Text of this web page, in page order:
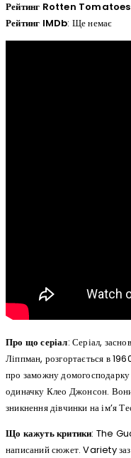
Рейтинг Rotten Tomatoes
Рейтинг IMDb: Ще немає
Про що серіал: Серіал,
Ліппман, розгортається в
про заможну
одиначку Клео Джонсон.
зникнення дівчинки на ім’я
Що кажуть критики: The
написаний сюжет. Variety